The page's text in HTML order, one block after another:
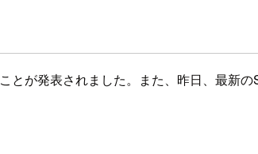
が発表されました。また、昨日、最新